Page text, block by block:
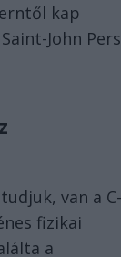
kap
John
van a C-
fizikai
a